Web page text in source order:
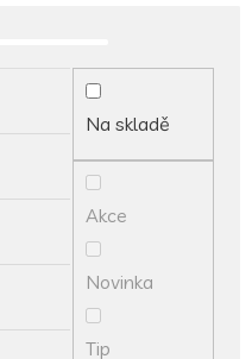
Na skladě
Akce
Novinka
Tip